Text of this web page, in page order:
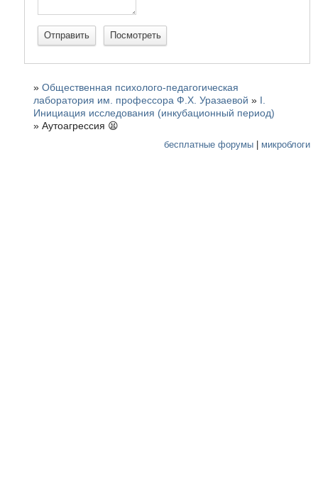
»Общественная психолого-педагогическая
лаборатория им. профессора Ф.Х. Уразаевой » I.
Инициация исследования (инкубационный период)
»Аутоагрессия 😫
бесплатные форумы| микроблоги